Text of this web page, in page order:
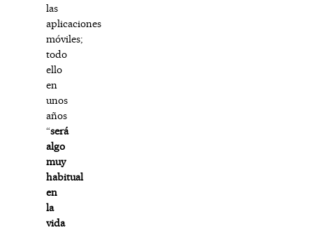
las
aplicaciones
móviles;
todo
ello
en
unos
años
“será
algo
muy
habitual
en
la
vida